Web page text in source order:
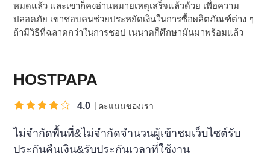
หมดแล้ว และเขาก็คงอ่านหมายเหตุเสร็จแล้วด้วย เพื่อความ
ปลอดภัย เขาชอบคนช่วยประหยัดเงินในการซื้อผลิตภัณฑ์ต่าง ๆ
ถ้ามีวิธีที่ฉลาดกว่าในการชอป เนนาดก็ศึกษามันมาพร้อมแล้ว
HOSTPAPA
4.0 คะแนนของเรา
ไม่จำกัดพื้นที่&ไม่จำกัดจำนวนผู้เข้าชมเว็บไซต์รับ
ประกันคืนเงิน&รับประกันเวลาที่ใช้งาน